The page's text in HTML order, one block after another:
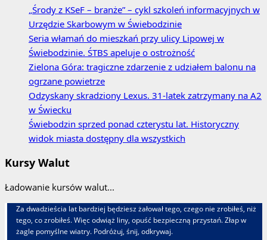
„Środy z KSeF – branże” – cykl szkoleń informacyjnych w
Urzędzie Skarbowym w Świebodzinie
Seria włamań do mieszkań przy ulicy Lipowej w
Świebodzinie. ŚTBS apeluje o ostrożność
Zielona Góra: tragiczne zdarzenie z udziałem balonu na
ogrzane powietrze
Odzyskany skradziony Lexus. 31‑latek zatrzymany na A2
w Świecku
Świebodzin sprzed ponad czterystu lat. Historyczny
widok miasta dostępny dla wszystkich
Kursy Walut
Ładowanie kursów walut...
Za dwadzieścia lat bardziej będziesz żałował tego, czego nie zrobiłeś, niż
tego, co zrobiłeś. Więc odwiąż liny, opuść bezpieczną przystań. Złap w
żagle pomyślne wiatry. Podróżuj, śnij, odkrywaj.